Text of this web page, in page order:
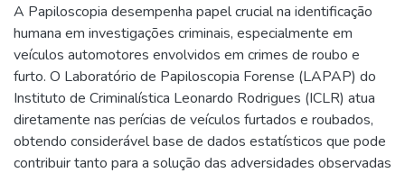
A Papiloscopia desempenha papel crucial na identificação
humana em investigações criminais, especialmente em
veículos automotores envolvidos em crimes de roubo e
furto. O Laboratório de Papiloscopia Forense (LAPAP) do
Instituto de Criminalística Leonardo Rodrigues (ICLR) atua
diretamente nas perícias de veículos furtados e roubados,
obtendo considerável base de dados estatísticos que pode
contribuir tanto para a solução das adversidades observadas